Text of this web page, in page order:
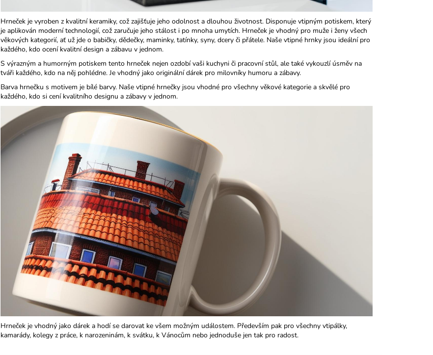
Hrneček je vyroben z kvalitní keramiky, což zajišťuje jeho odolnost a dlouhou životnost. Disponuje vtipným potiskem, který
je aplikován moderní technologií, což zaručuje jeho stálost i po mnoha umytích. Hrneček je vhodný pro muže i ženy všech
věkových kategorií, ať už jde o babičky, dědečky, maminky, tatínky, syny, dcery či přátele. Naše vtipné hrnky jsou ideální pro
každého, kdo ocení kvalitní design a zábavu v jednom.​
S výrazným a humorným potiskem tento hrneček nejen ozdobí vaši kuchyni či pracovní stůl, ale také vykouzlí úsměv na
tváři každého, kdo na něj pohlédne. Je vhodný jako originální dárek pro milovníky humoru a zábavy.​
Barva hrnečku s motivem je bílé barvy. Naše vtipné hrnečky jsou vhodné pro všechny věkové kategorie a skvělé pro
každého, kdo si cení kvalitního designu a zábavy v jednom.​
Hrneček je vhodný jako dárek a hodí se darovat ke všem možným událostem. Především pak pro všechny vtipálky,
kamarády, kolegy z práce, k narozeninám, k svátku, k Vánocům nebo jednoduše jen tak pro radost.